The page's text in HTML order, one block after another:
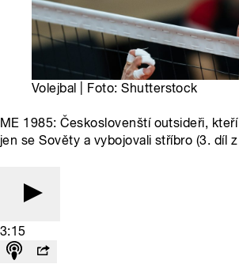
Volejbal | Foto: Shutterstock
ME 1985: Českoslovenští outsideři,
jen se Sověty a vybojovali stříbro (3. díl
3:15